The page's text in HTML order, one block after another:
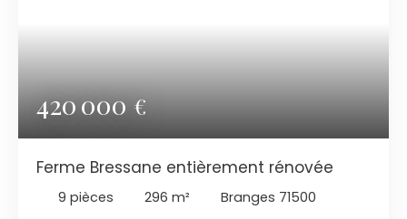
420 000€
Ferme Bressane entièrement rénovée
9 pièces 296 m²
Branges 71500